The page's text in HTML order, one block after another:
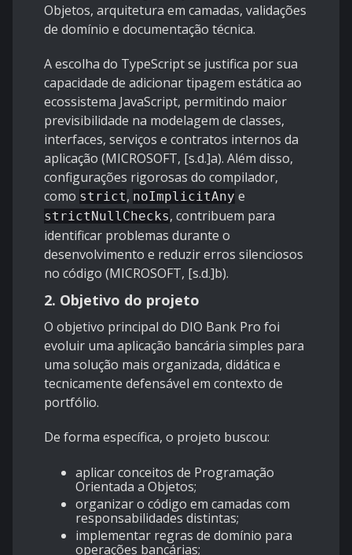
Objetos, arquitetura em camadas, validações
de domínio e documentação técnica.
A escolha do TypeScript se justifica por sua
capacidade de adicionar tipagem estática ao
ecossistema JavaScript, permitindo maior
previsibilidade na modelagem de classes,
interfaces, serviços e contratos internos da
aplicação (MICROSOFT, [s.d.]a). Além disso,
configurações rigorosas do compilador,
como strict, noImplicitAny e
strictNullChecks, contribuem para
identificar problemas durante o
desenvolvimento e reduzir erros silenciosos
no código (MICROSOFT, [s.d.]b).
2. Objetivo do projeto
O objetivo principal do DIO Bank Pro foi
evoluir uma aplicação bancária simples para
uma solução mais organizada, didática e
tecnicamente defensável em contexto de
portfólio.
De forma específica, o projeto buscou:
aplicar conceitos de Programação
Orientada a Objetos;
organizar o código em camadas com
responsabilidades distintas;
implementar regras de domínio para
operações bancárias;